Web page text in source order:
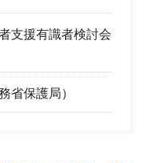
支援有識者検討会
省保護局）